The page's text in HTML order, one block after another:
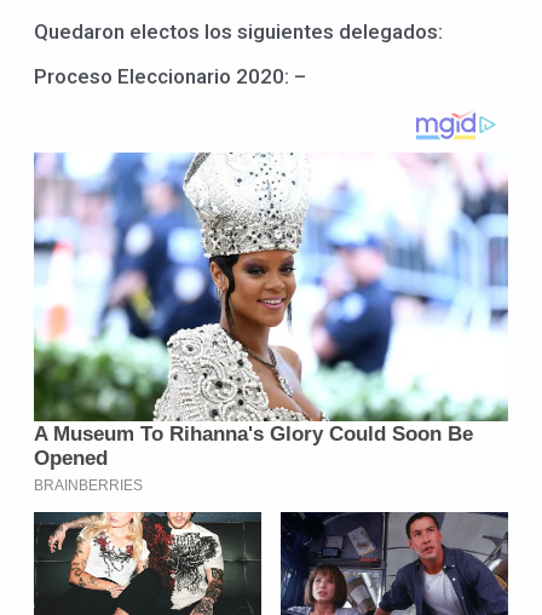
Quedaron electos los siguientes delegados:
Proceso Eleccionario 2020: –